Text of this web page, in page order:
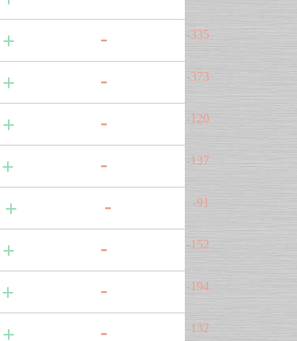
-335
-373
-120
-137
-91
-152
-194
-132